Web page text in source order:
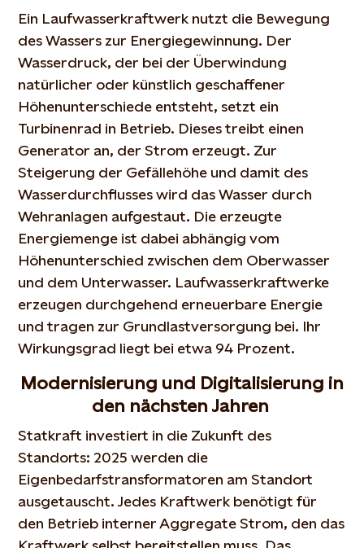
Ein Laufwasserkraftwerk nutzt die Bewegung
des Wassers zur Energiegewinnung. Der
Wasserdruck, der bei der Überwindung
natürlicher oder künstlich geschaffener
Höhenunterschiede entsteht, setzt ein
Turbinenrad in Betrieb. Dieses treibt einen
Generator an, der Strom erzeugt. Zur
Steigerung der Gefällehöhe und damit des
Wasserdurchflusses wird das Wasser durch
Wehranlagen aufgestaut. Die erzeugte
Energiemenge ist dabei abhängig vom
Höhenunterschied zwischen dem Oberwasser
und dem Unterwasser. Laufwasserkraftwerke
erzeugen durchgehend erneuerbare Energie
und tragen zur Grundlastversorgung bei. Ihr
Wirkungsgrad liegt bei etwa 94 Prozent.
Modernisierung und Digitalisierung in
den nächsten Jahren
Statkraft investiert in die Zukunft des
Standorts: 2025 werden die
Eigenbedarfstransformatoren am Standort
ausgetauscht. Jedes Kraftwerk benötigt für
den Betrieb interner Aggregate Strom, den das